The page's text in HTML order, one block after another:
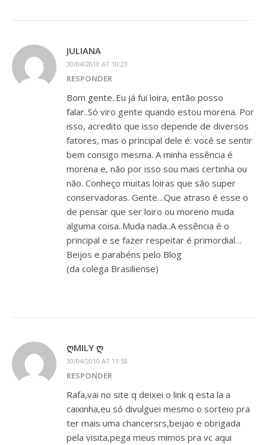
JULIANA
30/04/2010 AT 10:23
RESPONDER
Bom gente..Eu já fui loira, então posso
falar..Só viro gente quando estou morena. Por
isso, acredito que isso depende de diversos
fatores, mas o principal dele é: você se sentir
bem consigo mesma. A minha essência é
morena e, não por isso sou mais certinha ou
não. Conheço muitas loiras que são super
conservadoras. Gente…Que atraso é esse o
de pensar que ser loiro ou moreno muda
alguma coisa..Muda nada..A essência é o
principal e se fazer respeitar é primordial…
Beijos e parabéns pelo Blog
(da colega Brasiliense)
ᲦMILY Ღ
30/04/2010 AT 11:58
RESPONDER
Rafa,vai no site q deixei o link q esta la a
caixinha,eu só divulguei mesmo o sorteio pra
ter mais uma chancersrs,beijao e obrigada
pela visita,pega meus mimos pra vc aqui